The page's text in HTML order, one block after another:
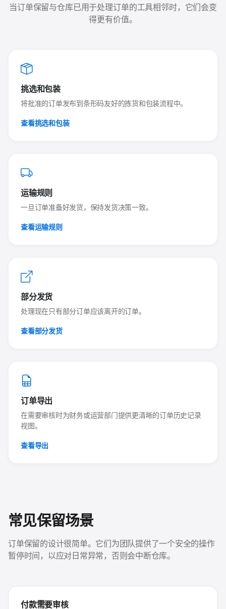
当订单保留与仓库已用于处理订单的工具相邻时，它们会变
得更有价值。
挑选和包装
将批准的订单发布到条形码友好的拣货和包装流程中。
查看挑选和包装
运输规则
一旦订单准备好发货，保持发货决策一致。
查看运输规则
部分发货
处理现在只有部分订单应该离开的订单。
查看部分发货
订单导出
在需要审核时为财务或运营部门提供更清晰的订单历史记录
视图。
查看导出
常见保留场景
订单保留的设计很简单。它们为团队提供了一个安全的操作
暂停时间，以应对日常异常，否则会中断仓库。
付款需要审核